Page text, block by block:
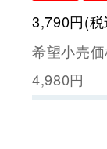
3,790円(
希望小売
4,980円